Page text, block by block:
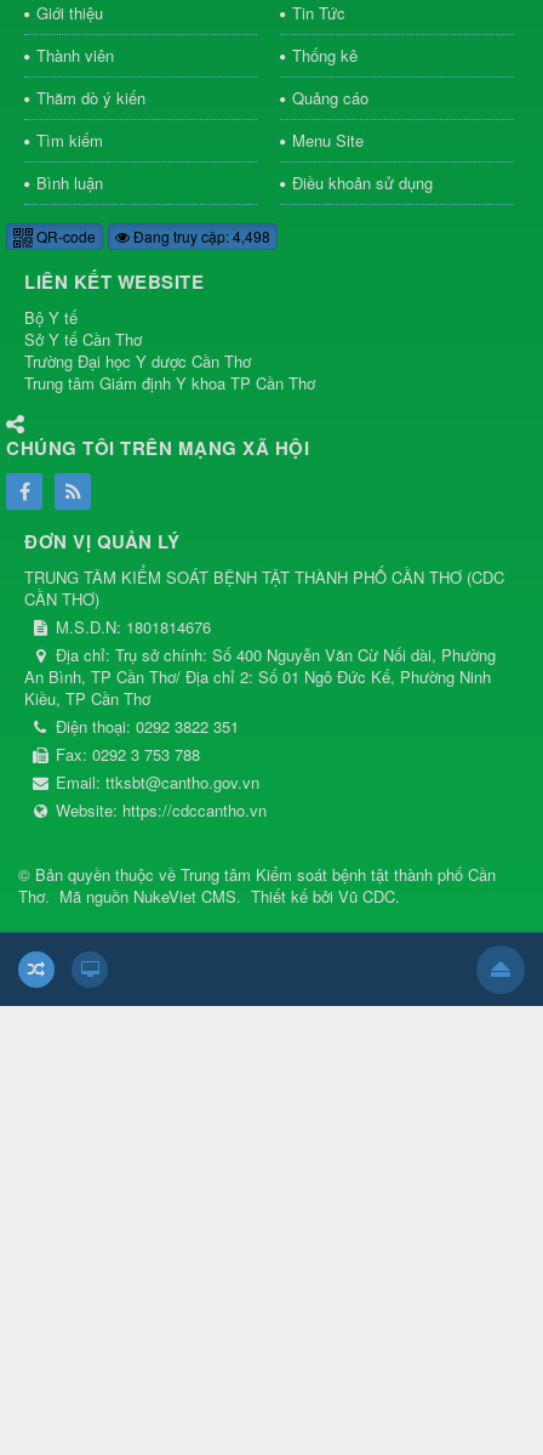
Giới thiệu
Tin Tức
Thành viên
Thống kê
Thăm dò ý kiến
Quảng cáo
Tìm kiếm
Menu Site
Bình luận
Điều khoản sử dụng
QR-code Đang truy cập: 4,498
LIÊN KẾT WEBSITE
Bộ Y tế
Sở Y tế Cần Thơ
Trường Đại học Y dược Cần Thơ
Trung tâm Giám định Y khoa TP Cần Thơ
CHÚNG TÔI TRÊN MẠNG XÃ HỘI
ĐƠN VỊ QUẢN LÝ
TRUNG TÂM KIỂM SOÁT BỆNH TẬT THÀNH PHỐ CẦN THƠ (CDC
CẦN THƠ)
M.S.D.N: 1801814676
Địa chỉ: Trụ sở chính: Số 400 Nguyễn Văn Cừ Nối dài, Phường
An Bình, TP Cần Thơ/ Địa chỉ 2: Số 01 Ngô Đức Kế, Phường Ninh
Kiều, TP Cần Thơ
Điện thoại: 0292 3822 351
Fax: 0292 3 753 788
Email: ttksbt@cantho.gov.vn
Website: https://cdccantho.vn
© Bản quyền thuộc về Trung tâm Kiểm soát bệnh tật thành phố Cần
Thơ. Mã nguồn NukeViet CMS. Thiết kế bởi Vũ CDC.